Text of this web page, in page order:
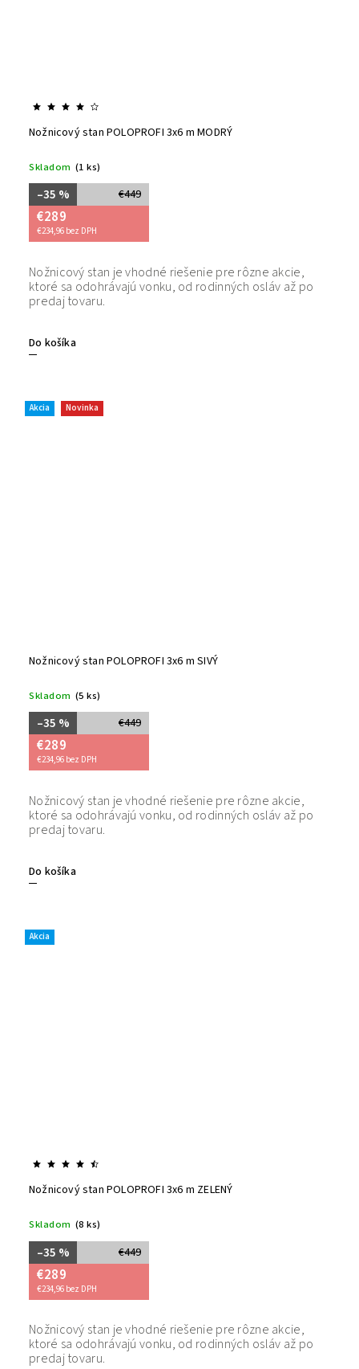
Nožnicový stan POLOPROFI 3x6 m MODRÝ
Skladom (1 ks)
€449
–35 %
€289
€234,96 bez DPH
Do košíka
Nožnicový stan je vhodné riešenie pre rôzne akcie,
ktoré sa odohrávajú vonku, od rodinných osláv až po
predaj tovaru.
Akcia Novinka
Nožnicový stan POLOPROFI 3x6 m SIVÝ
Skladom (5 ks)
€449
–35 %
€289
€234,96 bez DPH
Do košíka
Nožnicový stan je vhodné riešenie pre rôzne akcie,
ktoré sa odohrávajú vonku, od rodinných osláv až po
predaj tovaru.
Akcia
Nožnicový stan POLOPROFI 3x6 m ZELENÝ
Skladom (8 ks)
€449
–35 %
€289
€234,96 bez DPH
Nožnicový stan je vhodné riešenie pre rôzne akcie,
ktoré sa odohrávajú vonku, od rodinných osláv až po
predaj tovaru.